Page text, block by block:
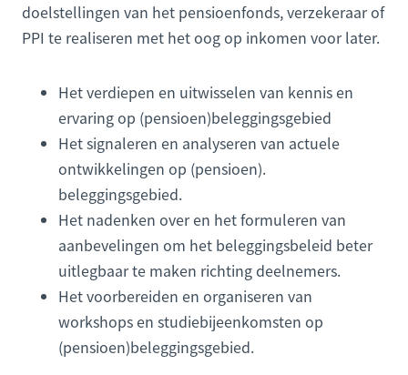
doelstellingen van het pensioenfonds, verzekeraar of
PPI te realiseren met het oog op inkomen voor later.
Het verdiepen en uitwisselen van kennis en
ervaring op (pensioen)beleggingsgebied
Het signaleren en analyseren van actuele
ontwikkelingen op (pensioen).
beleggingsgebied.
Het nadenken over en het formuleren van
aanbevelingen om het beleggingsbeleid beter
uitlegbaar te maken richting deelnemers.
Het voorbereiden en organiseren van
workshops en studiebijeenkomsten op
(pensioen)beleggingsgebied.